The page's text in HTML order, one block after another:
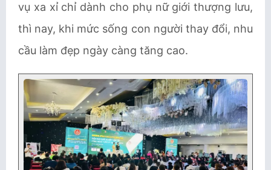
vụ xa xỉ chỉ dành cho phụ nữ giới thượng lưu,
thì nay, khi mức sống con người thay đổi, nhu
cầu làm đẹp ngày càng tăng cao.